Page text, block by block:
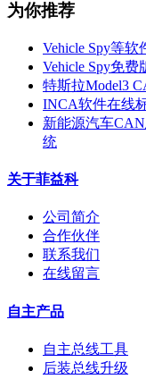
为你推荐
Vehicle Spy等软
Vehicle Spy免
特斯拉Model3
INCA软件在线
新能源汽车
统
关于菲益科
公司简介
合作伙伴
联系我们
在线留言
自主产品
自主总线工具
后装总线升级